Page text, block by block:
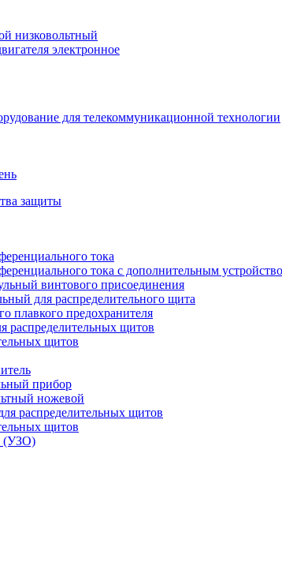
низковольтный
электронное
для телекоммуникационной технологии
защиты
тока
тока с дополнительным
винтового присоединения
для распределительного щита
плавкого предохранителя
распределительных щитов
щитов
прибор
ножевой
распределительных щитов
щитов
(УЗО)